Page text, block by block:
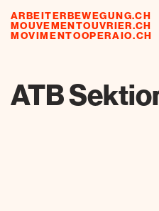
ARBEITERBEWEGUNG.CH
MOUVEMENTOUVRIER.CH
MOVIMENTOOPERAIO.CH
ressources
ATB